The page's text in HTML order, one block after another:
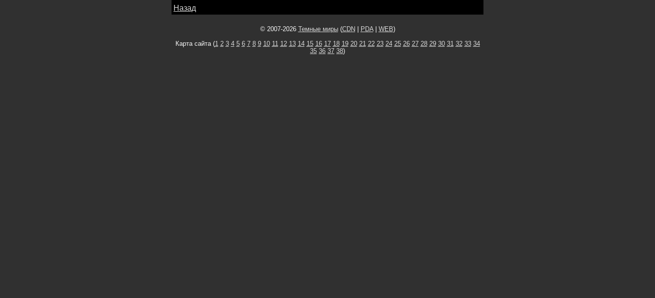
Назад
© 2007-2026 Темные миры(CDN PDA| WEB)
Карта сайта (1 2 3 4 5 6 7 8 9 10 11 12 13 14 15 16 17 18 19 20 21 22 23 24 25 26 27 28 29 30 31 32 33 34
35 36 37 38)